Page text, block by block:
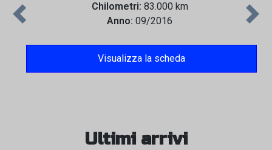
Chilometri: 83.000 km
Anno: 09/2016
Visualizza la scheda
Previous Next
Ultimi arrivi